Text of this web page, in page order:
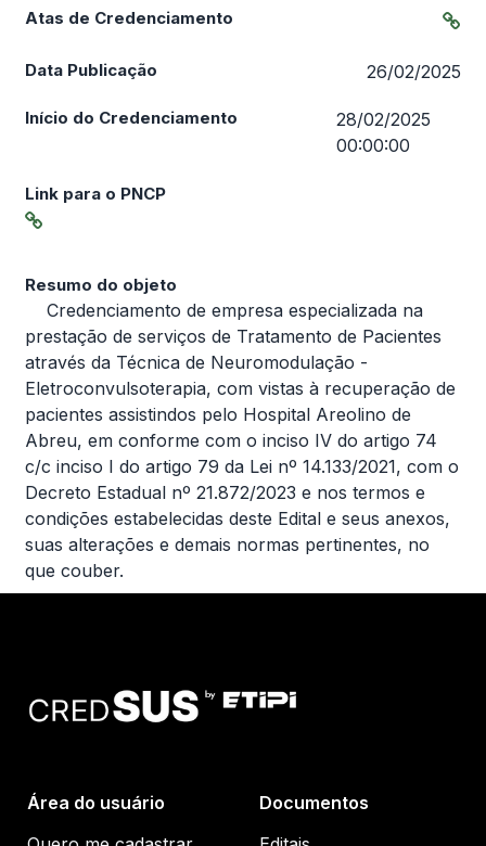
Atas de Credenciamento
Data Publicação 26/02/2025
Início do Credenciamento
28/02/2025
00:00:00
Link para o PNCP
Resumo do objeto
Credenciamento de empresa especializada na
prestação de serviços de Tratamento de Pacientes
através da Técnica de Neuromodulação -
Eletroconvulsoterapia, com vistas à recuperação de
pacientes assistindos pelo Hospital Areolino de
Abreu, em conforme com o inciso IV do artigo 74
c/c inciso I do artigo 79 da Lei nº 14.133/2021, com o
Decreto Estadual nº 21.872/2023 e nos termos e
condições estabelecidas deste Edital e seus anexos,
suas alterações e demais normas pertinentes, no
que couber.
Área do usuário
Documentos